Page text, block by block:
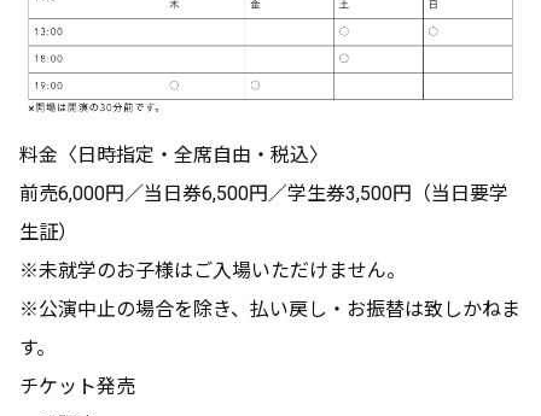
料金〈日時指定・全席自由・税込〉
前売6,000円／当日券6,500円／学生券3,500円（当日要学
生証）
※未就学のお子様はご入場いただけません。
※公演中止の場合を除き、払い戻し・お振替は致しかねま
す。
チケット発売